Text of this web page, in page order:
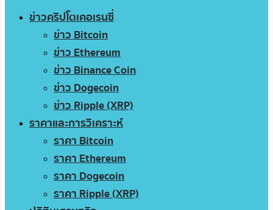
ข่าวคริปโตเคอเรนซี่
ข่าว Bitcoin
ข่าว Ethereum
ข่าว Binance Coin
ข่าว Dogecoin
ข่าว Ripple (XRP)
ราคาและการวิเคราะห์
ราคา Bitcoin
ราคา Ethereum
ราคา Dogecoin
ราคา Ripple (XRP)